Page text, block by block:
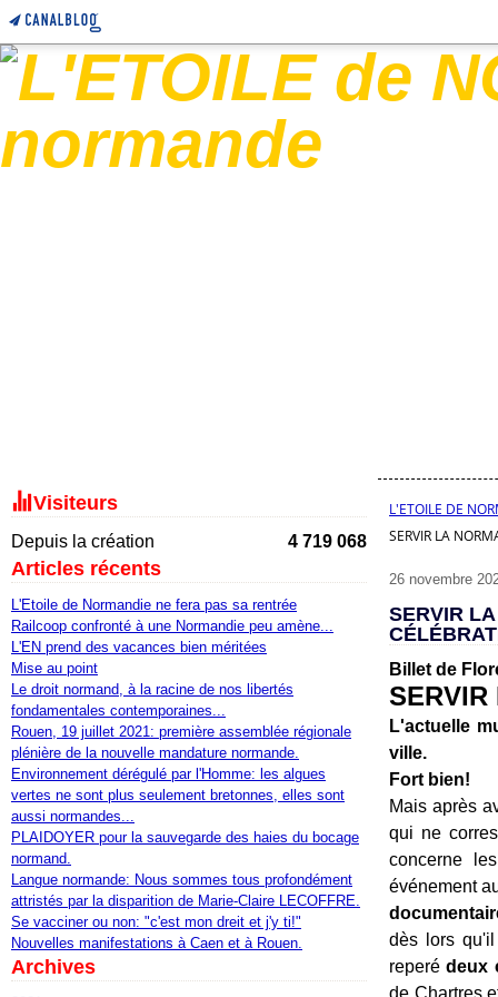
Visiteurs
Depuis la création 4 719 068
Articles récents
L'Etoile de Normandie ne fera pas sa rentrée
Railcoop confronté à une Normandie peu amène...
L'EN prend des vacances bien méritées
Mise au point
Le droit normand, à la racine de nos libertés
fondamentales contemporaines...
Rouen, 19 juillet 2021: première assemblée régionale
plénière de la nouvelle mandature normande.
Environnement dérégulé par l'Homme: les algues
vertes ne sont plus seulement bretonnes, elles sont
aussi normandes...
PLAIDOYER pour la sauvegarde des haies du bocage
normand.
Langue normande: Nous sommes tous profondément
attristés par la disparition de Marie-Claire LECOFFRE.
Se vacciner ou non: "c'est mon dreit et j'y ti!"
Nouvelles manifestations à Caen et à Rouen.
Archives
L'ETOILE DE
SERVIR LA
26 novembre
SERVIR
Billet de
SERVIR
L'actuelle
ville.
Fort bien!
Mais après
qui ne
concerne
événement
dès lors
reperédeux
de Chartres